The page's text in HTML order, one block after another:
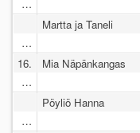
…
…
Martta ja Taneli
16.
…
Mia Näpänkangas
…
Pöyliö Hanna